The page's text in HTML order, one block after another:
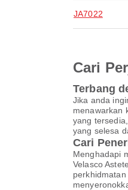
JA7022
Cari
Terbang
Jika anda
menawarkan
yang
yang selesa
Cari
Menghadapi
Velasco